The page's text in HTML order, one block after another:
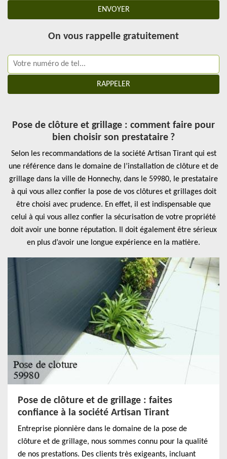
On vous rappelle gratuitement
Pose de clôture et grillage : comment faire pour
bien choisir son prestataire ?
Selon les recommandations de la société Artisan Tirant qui est
une référence dans le domaine de l’installation de clôture et de
grillage dans la ville de Honnechy, dans le 59980, le prestataire
à qui vous allez confier la pose de vos clôtures et grillages doit
être choisi avec prudence. En effet, il est indispensable que
celui à qui vous allez confier la sécurisation de votre propriété
doit avoir une bonne réputation. Il doit également être sérieux
en plus d’avoir une longue expérience en la matière.
Pose de clôture et de grillage : faites
confiance à la société Artisan Tirant
Entreprise pionnière dans le domaine de la pose de
clôture et de grillage, nous sommes connu pour la qualité
de nos prestations. Des clients très exigeants, incluant